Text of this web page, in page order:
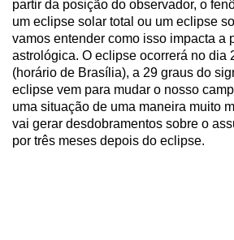
partir da posição do observador, o
um eclipse solar total ou um eclipse
vamos entender como isso impacta a
astrológica. O eclipse ocorrerá no dia
(horário de Brasília), a 29 graus do
eclipse vem para mudar o nosso
uma situação de uma maneira muito
vai gerar desdobramentos sobre o
por três meses depois do eclipse.